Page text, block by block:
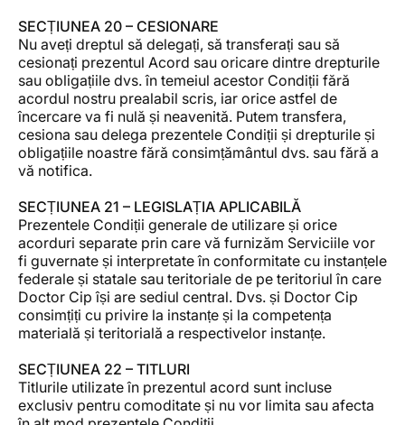
SECȚIUNEA 20 – CESIONARE
Nu aveți dreptul să delegați, să transferați sau să
cesionați prezentul Acord sau oricare dintre drepturile
sau obligațiile dvs. în temeiul acestor Condiții fără
acordul nostru prealabil scris, iar orice astfel de
încercare va fi nulă și neavenită. Putem transfera,
cesiona sau delega prezentele Condiții și drepturile și
obligațiile noastre fără consimțământul dvs. sau fără a
vă notifica.
SECȚIUNEA 21 – LEGISLAȚIA APLICABILĂ
Prezentele Condiții generale de utilizare și orice
acorduri separate prin care vă furnizăm Serviciile vor
fi guvernate și interpretate în conformitate cu instanțele
federale și statale sau teritoriale de pe teritoriul în care
Doctor Cip își are sediul central. Dvs. și Doctor Cip
consimțiți cu privire la instanțe și la competența
materială și teritorială a respectivelor instanțe.
SECȚIUNEA 22 – TITLURI
Titlurile utilizate în prezentul acord sunt incluse
exclusiv pentru comoditate și nu vor limita sau afecta